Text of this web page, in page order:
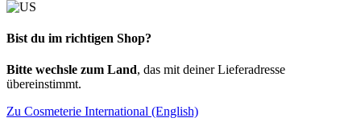
Bist du im richtigen Shop?
Bitte wechsle zum Land, das mit deiner Lieferadresse
übereinstimmt.
Zu Cosmeterie International (English)